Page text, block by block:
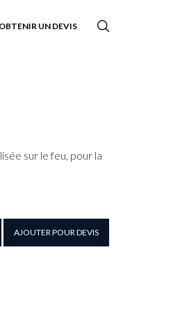
OBTENIR UN DEVIS
sur le feu, pour la
AJOUTER POUR DEVIS